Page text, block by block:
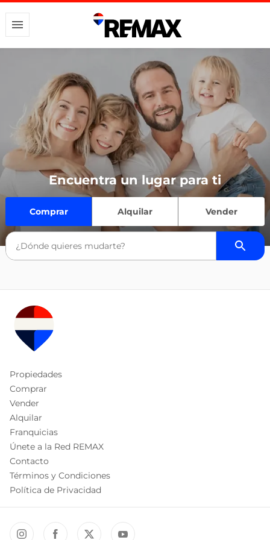
Encuentra un lugar para ti
Comprar Alquilar Vender
Propiedades
Comprar
Vender
Alquilar
Franquicias
Únete a la Red REMAX
Contacto
Términos y Condiciones
Política de Privacidad